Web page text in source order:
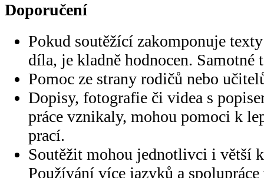
Doporučení
Pokud soutěžící zakomponuje
díla, je kladně hodnocen.
Pomoc ze strany rodičů nebo
Dopisy, fotografie či videa s
práce vznikaly, mohou pomoci k
prací.
Soutěžit mohou jednotlivci i větší
Používání více jazyků a